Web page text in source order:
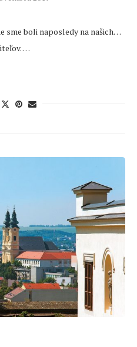
sme boli naposledy na našich…
…